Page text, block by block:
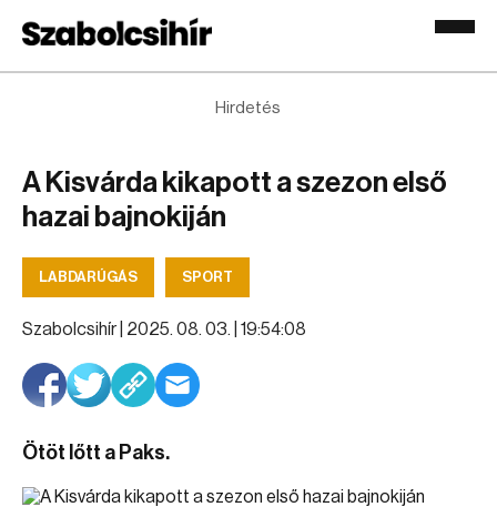
Hirdetés
A Kisvárda kikapott a szezon első
hazai bajnokiján
LABDARÚGÁS SPORT
Szabolcsihír | 2025. 08. 03. | 19:54:08
Ötöt lőtt a Paks.